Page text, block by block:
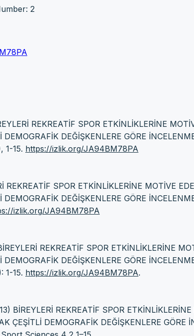
2
REKREATİF SPOR ETKİNLİKLERİNE
DEĞİŞKENLERE GÖRE
1-15. https://izlik.org/JA94BM78PA
REKREATİF SPOR ETKİNLİKLERİNE MOTİVE
DEĞİŞKENLERE GÖRE
izlik.org/JA94BM78PA
REKREATİF SPOR ETKİNLİKLERİNE
DEĞİŞKENLERE GÖRE
1-15. https://izlik.org/JA94BM78PA.
BİREYLERİ REKREATİF SPOR
ÇEŞİTLİ DEMOGRAFİK DEĞİŞKENLERE GÖRE